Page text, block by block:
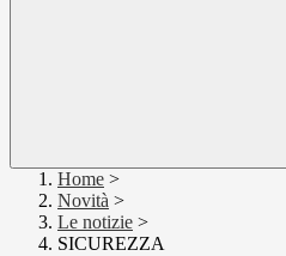
Home >
Novità >
Le notizie >
SICUREZZA